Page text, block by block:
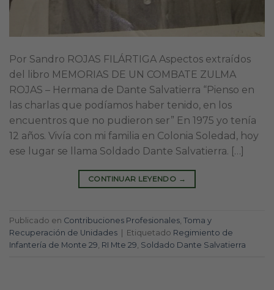
Por Sandro ROJAS FILÁRTIGA Aspectos extraídos
del libro MEMORIAS DE UN COMBATE ZULMA
ROJAS – Hermana de Dante Salvatierra “Pienso en
las charlas que podíamos haber tenido, en los
encuentros que no pudieron ser” En 1975 yo tenía
12 años. Vivía con mi familia en Colonia Soledad, hoy
ese lugar se llama Soldado Dante Salvatierra. […]
CONTINUAR LEYENDO →
Publicado en Contribuciones Profesionales, Toma y
Recuperación de Unidades
Etiquetado Regimiento de
Infantería de Monte 29, RI Mte 29, Soldado Dante Salvatierra